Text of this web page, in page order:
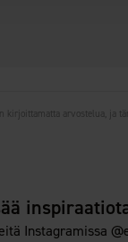
kirjoittamatta arvostelua, ja
Instagramissa